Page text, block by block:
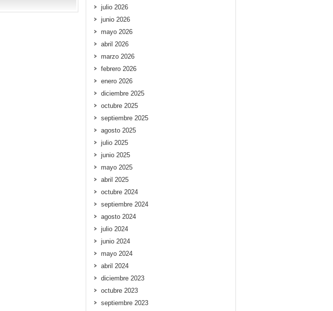
julio 2026
junio 2026
mayo 2026
abril 2026
marzo 2026
febrero 2026
enero 2026
diciembre 2025
octubre 2025
septiembre 2025
agosto 2025
julio 2025
junio 2025
mayo 2025
abril 2025
octubre 2024
septiembre 2024
agosto 2024
julio 2024
junio 2024
mayo 2024
abril 2024
diciembre 2023
octubre 2023
septiembre 2023